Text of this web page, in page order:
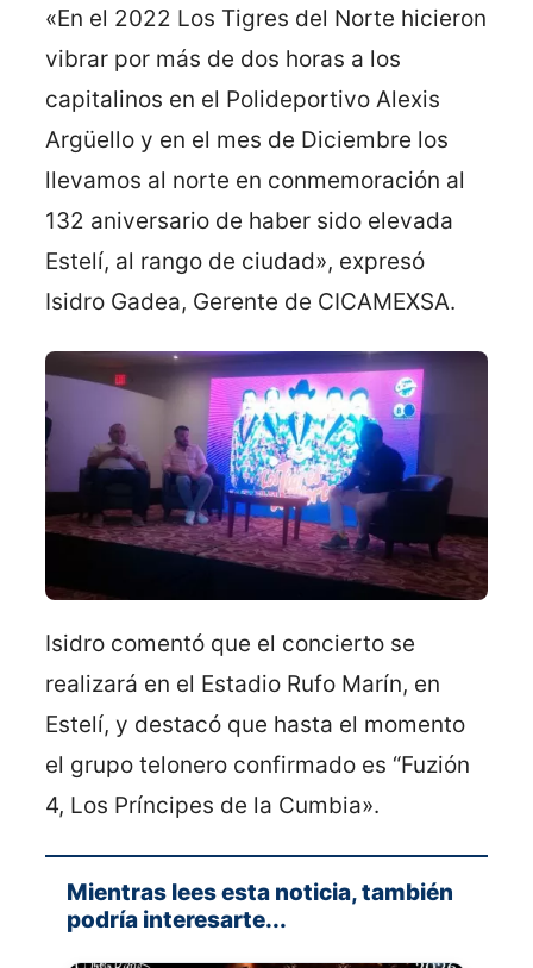
«En el 2022 Los Tigres del Norte hicieron
vibrar por más de dos horas a los
capitalinos en el Polideportivo Alexis
Argüello y en el mes de Diciembre los
llevamos al norte en conmemoración al
132 aniversario de haber sido elevada
Estelí, al rango de ciudad», expresó
Isidro Gadea, Gerente de CICAMEXSA.
Isidro comentó que el concierto se
realizará en el Estadio Rufo Marín, en
Estelí, y destacó que hasta el momento
el grupo telonero confirmado es “Fuzión
4, Los Príncipes de la Cumbia».
Mientras lees esta noticia, también
podría interesarte...